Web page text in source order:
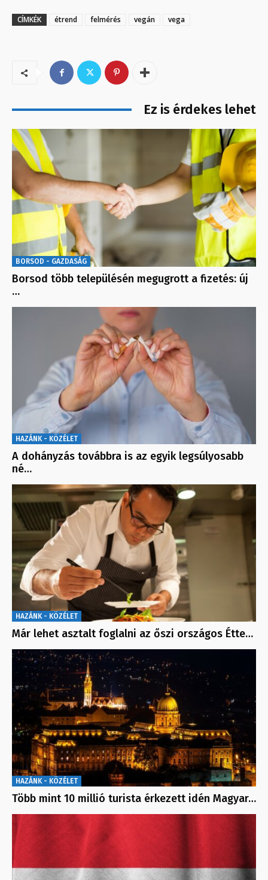
CÍMKÉK étrend felmérés vegán vega
Ez is érdekes lehet
BORSOD - GAZDASÁG
Borsod több településén megugrott a fizetés: új
…
HAZÁNK - KÖZÉLET
A dohányzás továbbra is az egyik legsúlyosabb
né…
HAZÁNK - KÖZÉLET
Már lehet asztalt foglalni az őszi országos Étte…
HAZÁNK - KÖZÉLET
Több mint 10 millió turista érkezett idén Magyar…